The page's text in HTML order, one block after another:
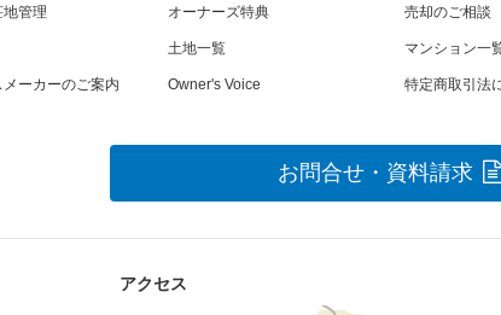
管理 オーナーズ特典 売却のご相談
土地一覧 マンション一
ーカーのご案内 Owner's Voice 特定商取引法
お問合せ・資料請求
アクセス